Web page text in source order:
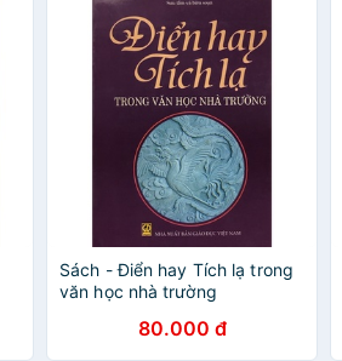
Sách - Điển hay Tích lạ trong
văn học nhà trường
80.000 đ